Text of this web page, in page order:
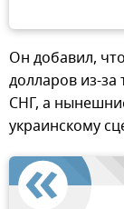
Он добавил,
долларов из-за
СНГ, а
украинскому